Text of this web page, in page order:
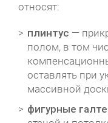
относят:
плинтус —
полом, в том
оставлять при
массивной
фигурные